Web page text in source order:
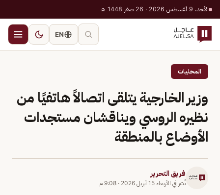
الأحد، 9 أغسطس 2026 · 26 صفر 1448 هـ
EN
المحليات
وزير الخارجية يتلقى اتصالاً هاتفيًا من
نظيره الروسي ويناقشان مستجدات
الأوضاع بالمنطقة
فريق التحرير
نُشر في الأربعاء 15 أبريل 2026 · 9:08 م